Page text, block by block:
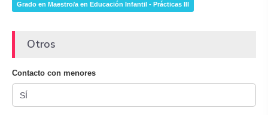
Grado en Maestro/a en Educación Infantil - Prácticas III
Otros
Contacto con menores